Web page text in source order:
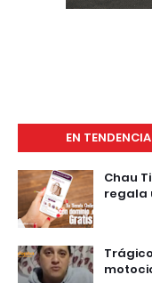
EN TENDENCIA
Chau
regala